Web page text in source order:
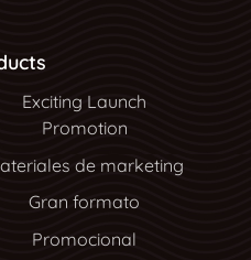
Exciting Launch
Promotion
de marketing
Gran formato
Promocional